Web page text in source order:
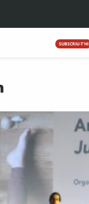
SUBSCRIU-T'HI